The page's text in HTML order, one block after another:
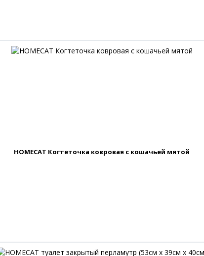
HOMECAT Когтеточка ковровая с кошачьей мятой